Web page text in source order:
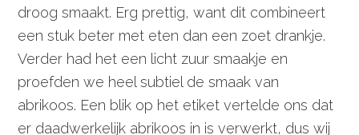
droog smaakt. Erg prettig, want dit combineert
een stuk beter met eten dan een zoet drankje.
Verder had het een licht zuur smaakje en
proefden we heel subtiel de smaak van
abrikoos. Een blik op het etiket vertelde ons dat
er daadwerkelijk abrikoos in is verwerkt, dus wij